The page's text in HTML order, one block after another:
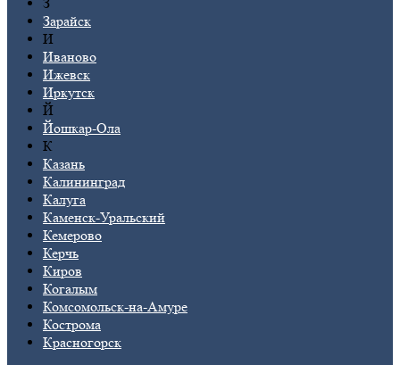
З
Зарайск
И
Иваново
Ижевск
Иркутск
Й
Йошкар-Ола
К
Казань
Калининград
Калуга
Каменск-Уральский
Кемерово
Керчь
Киров
Когалым
Комсомольск-на-Амуре
Кострома
Красногорск